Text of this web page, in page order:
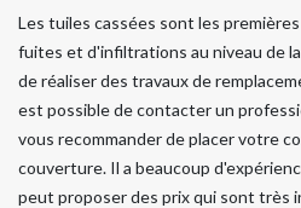
Les tuiles cassées sont les
fuites et d'infiltrations au niveau de
de réaliser des travaux de
est possible de contacter un
vous recommander de placer votre
couverture. Il a beaucoup
peut proposer des prix qui sont très